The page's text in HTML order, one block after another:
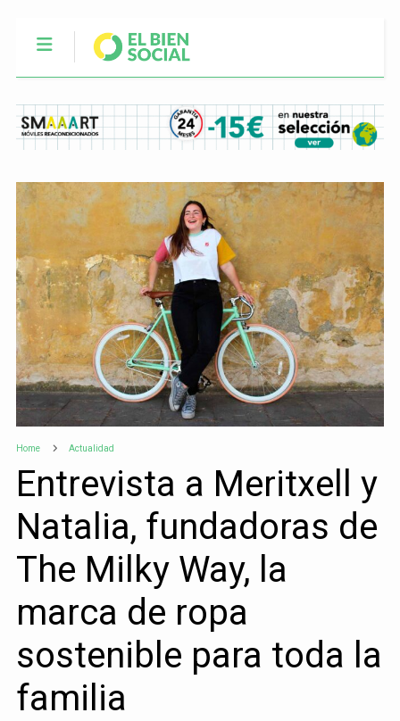
Home Actualidad
Entrevista a Meritxell y
Natalia, fundadoras de
The Milky Way, la
marca de ropa
sostenible para toda la
familia